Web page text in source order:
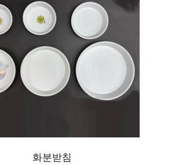
화분받침